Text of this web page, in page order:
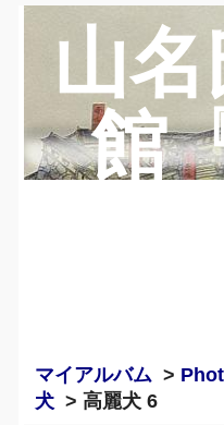
山
館
マイアルバム >
犬 > 高麗犬 6